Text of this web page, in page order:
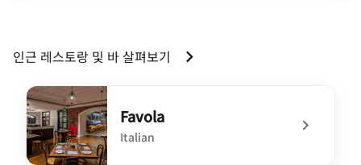
인근 레스토랑 및 바 살펴보기
Favola
Italian